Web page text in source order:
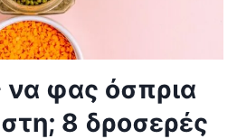
φας όσπρια
8 δροσερές